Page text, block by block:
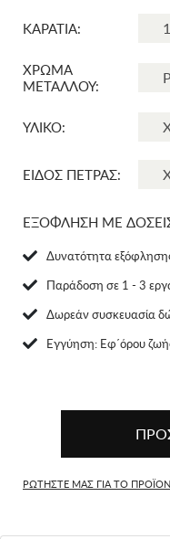
ΚΑΡΑΤΙΑ:
ΧΡΩΜΑ
ΜΕΤΑΛΛΟΥ:
ΥΛΙΚΟ:
ΕΙΔΟΣ ΠΕΤΡΑΣ:
ΕΞΟΦΛΗΣΗ ΜΕ
Δυνατότητα
Παράδοση σε 1 - 3
Δωρεάν συσκευασία
Eγγύηση: Εφ΄όρου
ΡΩΤΗΣΤΕ ΜΑΣ ΓΙΑ ΤΟ ΠΡΟΪΟΝ